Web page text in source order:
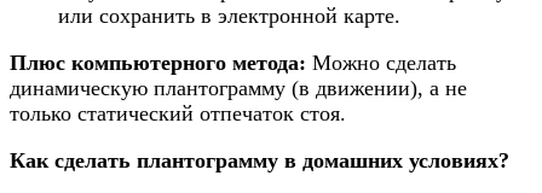
или сохранить в электронной карте.
Плюс компьютерного метода: Можно сделать
динамическую плантограмму (в движении), а не
только статический отпечаток стоя.
Как сделать плантограмму в домашних условиях?